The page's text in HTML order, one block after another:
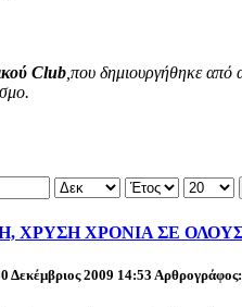
Club,που δημιουργήθηκε από
ΧΡΥΣΗ ΧΡΟΝΙΑ ΣΕ
Δεκέμβριος 2009 14:53